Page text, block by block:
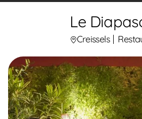
Le
Creissels